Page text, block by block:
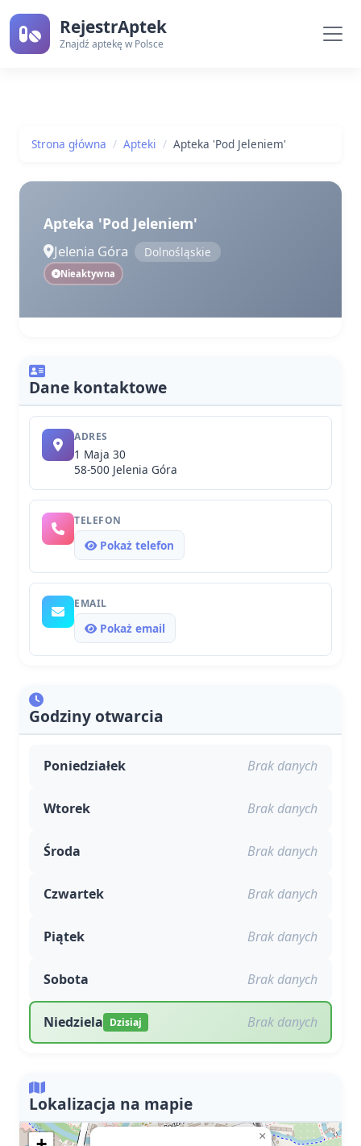
RejestrAptek
Znajdź aptekę w Polsce
Strona główna Apteki Apteka 'Pod Jeleniem'
Apteka 'Pod Jeleniem'
Jelenia Góra Dolnośląskie
Nieaktywna
Dane kontaktowe
ADRES
1 Maja 30
58-500 Jelenia Góra
TELEFON
Pokaż telefon
EMAIL
Pokaż email
Godziny otwarcia
Poniedziałek Brak danych
Wtorek Brak danych
Środa Brak danych
Czwartek Brak danych
Piątek Brak danych
Sobota Brak danych
Niedziela Dzisiaj Brak danych
Lokalizacja na mapie
×